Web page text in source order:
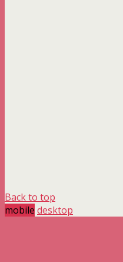
Back to top
mobile desktop